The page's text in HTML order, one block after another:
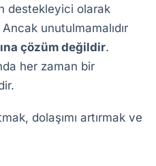
destekleyici olarak
unutulmamalıdır
çözüm değildir.
her zaman bir
dolaşımı artırmak ve